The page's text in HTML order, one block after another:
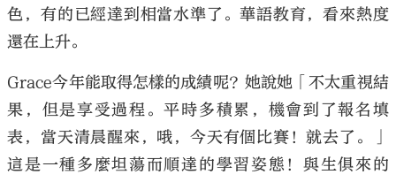
色，有的已經達到相當水準了。華語教育，看來熱度
還在上升。
Grace今年能取得怎樣的成績呢？她說她「不太重視結
果，但是享受過程。平時多積累，機會到了報名填
表，當天清晨醒來，哦，今天有個比賽！就去了。」
這是一種多麼坦蕩而順達的學習姿態！與生俱來的